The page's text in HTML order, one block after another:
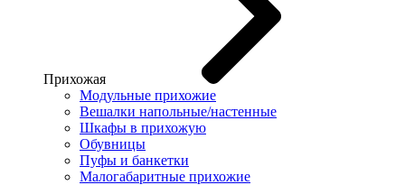
Прихожая
Модульные прихожие
Вешалки напольные/настенные
Шкафы в прихожую
Обувницы
Пуфы и банкетки
Малогабаритные прихожие